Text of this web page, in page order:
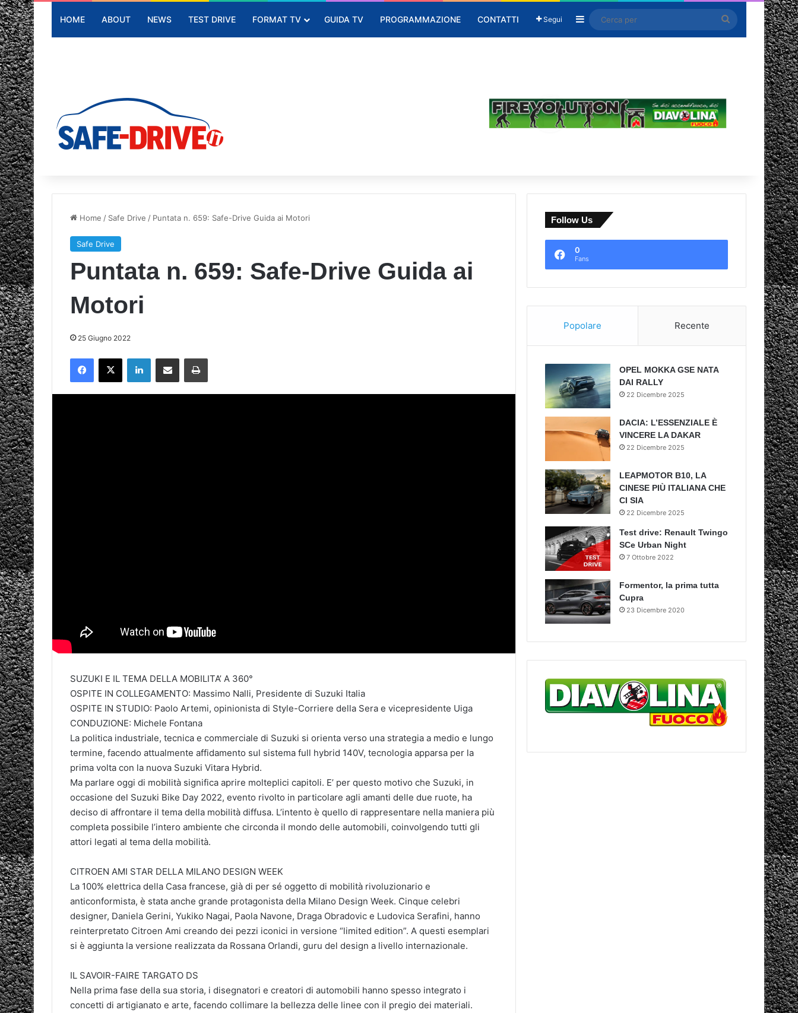
HOME ABOUT NEWS TEST DRIVE FORMAT TV GUIDA TV PROGRAMMAZIONE CONTATTI Segui Barra laterale
per
Home / Safe Drive / Puntata n. 659: Safe-Drive Guida ai Motori
Safe Drive
Puntata n. 659: Safe-Drive Guida ai
Motori
25 Giugno 2022
SUZUKI E IL TEMA DELLA MOBILITA’ A 360°
OSPITE IN COLLEGAMENTO: Massimo Nalli, Presidente di Suzuki Italia
OSPITE IN STUDIO: Paolo Artemi, opinionista di Style-Corriere della Sera e vicepresidente Uiga
CONDUZIONE: Michele Fontana
La politica industriale, tecnica e commerciale di Suzuki si orienta verso una strategia a medio e lungo
termine, facendo attualmente affidamento sul sistema full hybrid 140V, tecnologia apparsa per la
prima volta con la nuova Suzuki Vitara Hybrid.
Ma parlare oggi di mobilità significa aprire molteplici capitoli. E’ per questo motivo che Suzuki, in
occasione del Suzuki Bike Day 2022, evento rivolto in particolare agli amanti delle due ruote, ha
deciso di affrontare il tema della mobilità diffusa. L’intento è quello di rappresentare nella maniera più
completa possibile l’intero ambiente che circonda il mondo delle automobili, coinvolgendo tutti gli
attori legati al tema della mobilità.
CITROEN AMI STAR DELLA MILANO DESIGN WEEK
La 100% elettrica della Casa francese, già di per sé oggetto di mobilità rivoluzionario e
anticonformista, è stata anche grande protagonista della Milano Design Week. Cinque celebri
designer, Daniela Gerini, Yukiko Nagai, Paola Navone, Draga Obradovic e Ludovica Serafini, hanno
reinterpretato Citroen Ami creando dei pezzi iconici in versione “limited edition”. A questi esemplari
si è aggiunta la versione realizzata da Rossana Orlandi, guru del design a livello internazionale.
IL SAVOIR-FAIRE TARGATO DS
Nella prima fase della sua storia, i disegnatori e creatori di automobili hanno spesso integrato i
concetti di artigianato e arte, facendo collimare la bellezza delle linee con il pregio dei materiali.
Follow Us
0
Fans
Popolare Recente
OPEL MOKKA GSE NATA
DAI RALLY
22 Dicembre 2025
DACIA: L’ESSENZIALE È
VINCERE LA DAKAR
22 Dicembre 2025
LEAPMOTOR B10, LA
CINESE PIÙ ITALIANA CHE
CI SIA
22 Dicembre 2025
Test drive: Renault Twingo
SCe Urban Night
7 Ottobre 2022
Formentor, la prima tutta
Cupra
23 Dicembre 2020